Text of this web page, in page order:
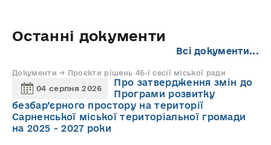
Останні документи
Всі документи...
Документи → Проєкти рішень 46-ї сесії міської ради
04 серпня 2026
Про затвердження змін до
Програми розвитку
безбар’єрного простору на території
Сарненської міської територіальної громади
на 2025 - 2027 роки